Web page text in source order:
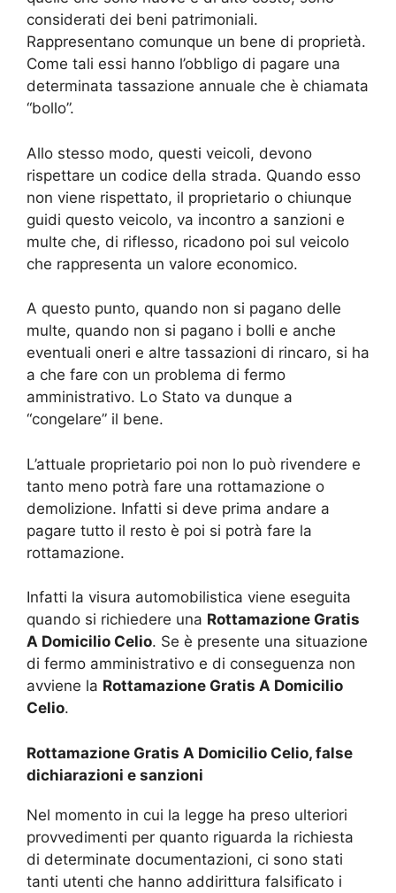
considerati dei beni patrimoniali.
Rappresentano comunque un bene di proprietà.
Come tali essi hanno l’obbligo di pagare una
determinata tassazione annuale che è chiamata
“bollo”.
Allo stesso modo, questi veicoli, devono
rispettare un codice della strada. Quando esso
non viene rispettato, il proprietario o chiunque
guidi questo veicolo, va incontro a sanzioni e
multe che, di riflesso, ricadono poi sul veicolo
che rappresenta un valore economico.
A questo punto, quando non si pagano delle
multe, quando non si pagano i bolli e anche
eventuali oneri e altre tassazioni di rincaro, si ha
a che fare con un problema di fermo
amministrativo. Lo Stato va dunque a
“congelare” il bene.
L’attuale proprietario poi non lo può rivendere e
tanto meno potrà fare una rottamazione o
demolizione. Infatti si deve prima andare a
pagare tutto il resto è poi si potrà fare la
rottamazione.
Infatti la visura automobilistica viene eseguita
quando si richiedere una Rottamazione Gratis
A Domicilio Celio. Se è presente una situazione
di fermo amministrativo e di conseguenza non
avviene la Rottamazione Gratis A Domicilio
Celio.
Rottamazione Gratis A Domicilio Celio, false
dichiarazioni e sanzioni
Nel momento in cui la legge ha preso ulteriori
provvedimenti per quanto riguarda la richiesta
di determinate documentazioni, ci sono stati
tanti utenti che hanno addirittura falsificato i